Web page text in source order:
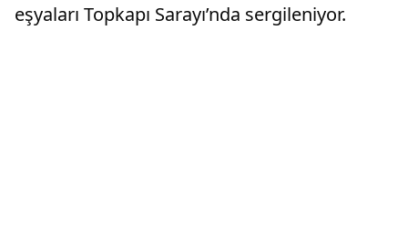
eşyaları Topkapı Sarayı’nda sergileniyor.